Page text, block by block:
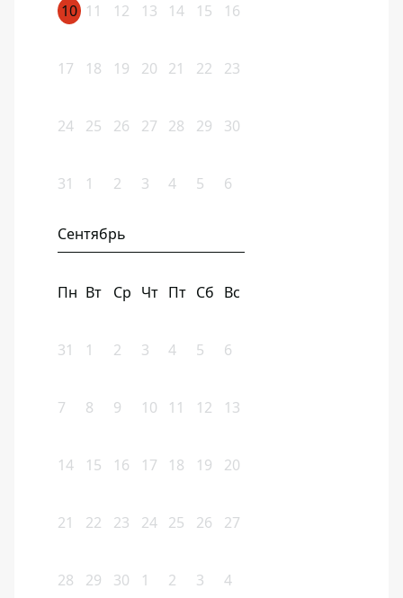
10 11 12 13 14 15 16
17 18 19 20 21 22 23
24 25 26 27 28 29 30
31 1 2 3 4 5 6
Сентябрь
Пн Вт Ср Чт Пт Сб Вс
31 1 2 3 4 5 6
7 8 9 10 11 12 13
14 15 16 17 18 19 20
21 22 23 24 25 26 27
28 29 30 1 2 3 4